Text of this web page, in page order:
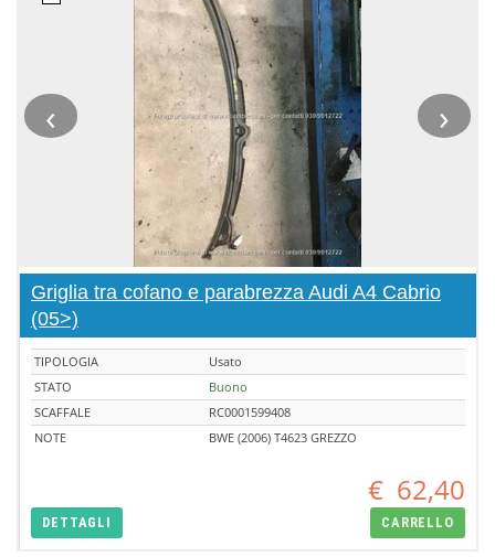
‹ ›
Griglia tra cofano e parabrezza Audi A4 Cabrio
(05>)
TIPOLOGIA
Usato
STATO
Buono
SCAFFALE
RC0001599408
NOTE
BWE (2006) T4623 GREZZO
€ 62,40
DETTAGLI CARRELLO